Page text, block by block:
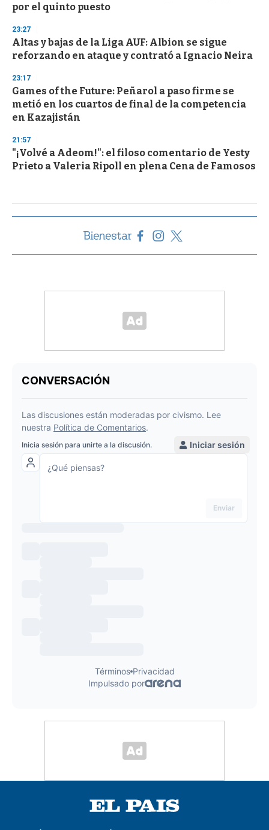
por el quinto puesto
23:27
Altas y bajas de la Liga AUF: Albion se sigue
reforzando en ataque y contrató a Ignacio Neira
23:17
Games of the Future: Peñarol a paso firme se
metió en los cuartos de final de la competencia
en Kazajistán
21:57
"¡Volvé a Adeom!": el filoso comentario de Yesty
Prieto a Valeria Ripoll en plena Cena de Famosos